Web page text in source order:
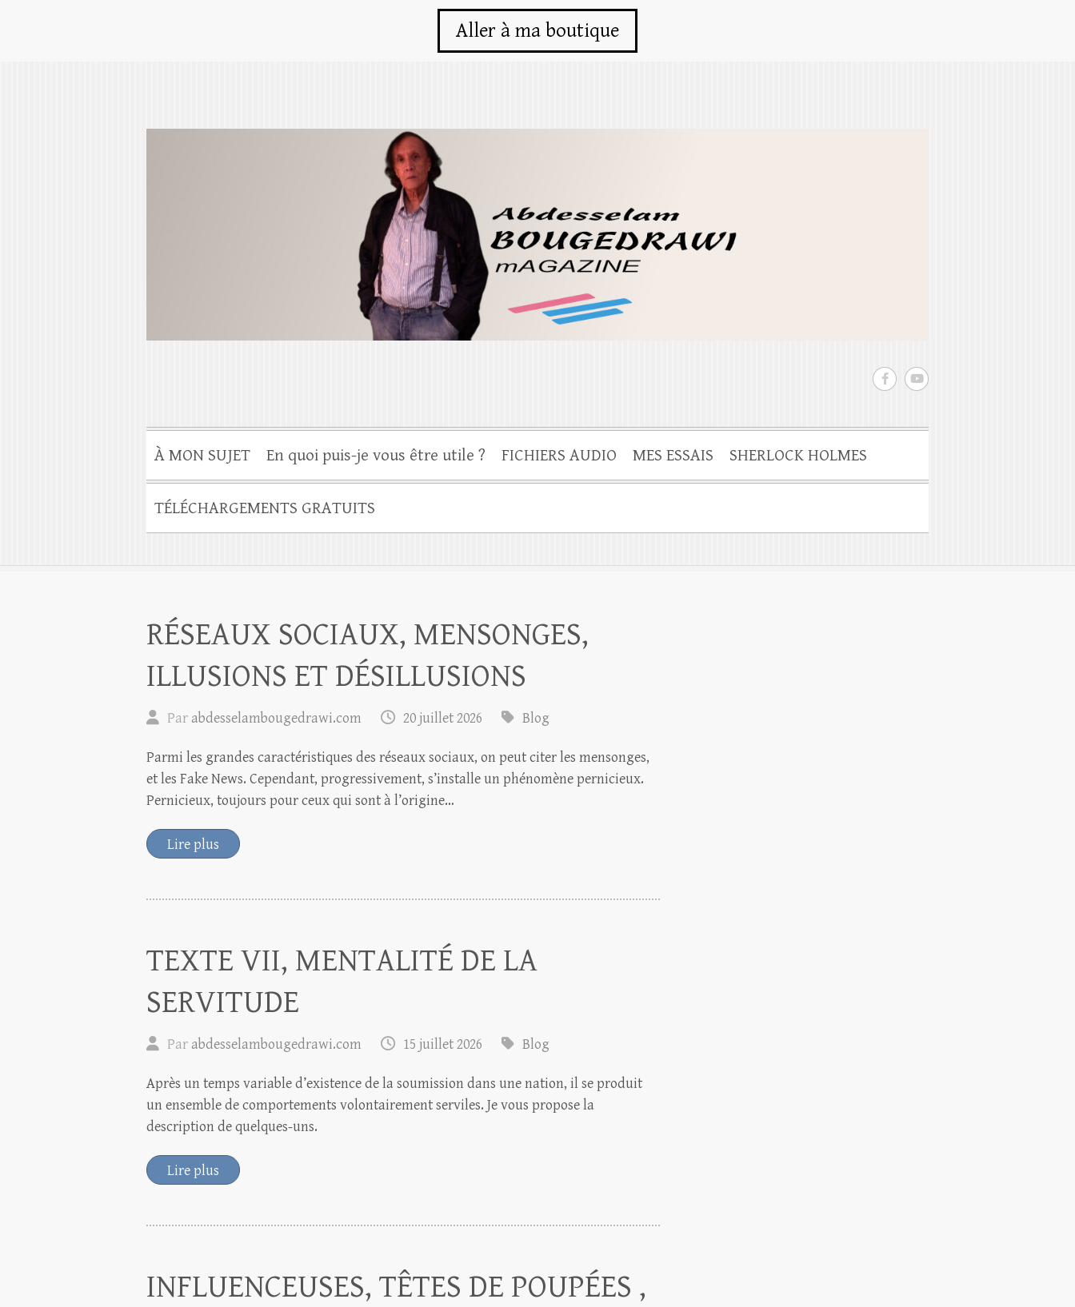
Aller à ma boutique
À MON SUJET En quoi puis-je vous être utile ? FICHIERS AUDIO MES ESSAIS SHERLOCK HOLMES
TÉLÉCHARGEMENTS GRATUITS
RÉSEAUX SOCIAUX, MENSONGES,
ILLUSIONS ET DÉSILLUSIONS
Par abdesselambougedrawi.com 20 juillet 2026 Blog
Parmi les grandes caractéristiques des réseaux sociaux, on peut citer les mensonges,
et les Fake News. Cependant, progressivement, s’installe un phénomène pernicieux.
Pernicieux, toujours pour ceux qui sont à l’origine…
Lire plus
TEXTE VII, MENTALITÉ DE LA
SERVITUDE
Par abdesselambougedrawi.com 15 juillet 2026 Blog
Après un temps variable d’existence de la soumission dans une nation, il se produit
un ensemble de comportements volontairement serviles. Je vous propose la
description de quelques-uns.
Lire plus
INFLUENCEUSES, TÊTES DE POUPÉES ,